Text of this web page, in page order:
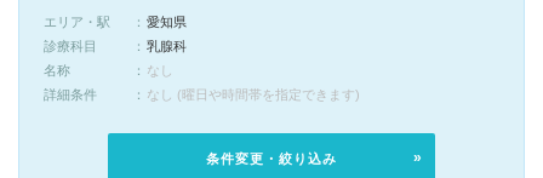
エリア・駅
愛知県
診療科目
乳腺科
名称
なし
詳細条件
なし (曜日や時間帯を指定できます)
条件変更・絞り込み